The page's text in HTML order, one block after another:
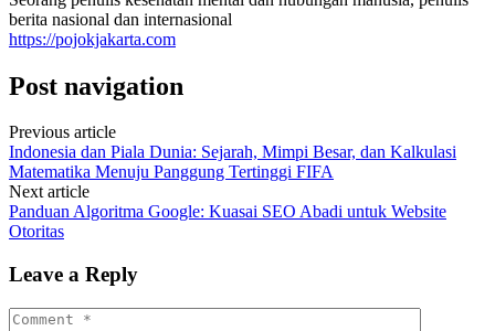
berita nasional dan internasional
https://pojokjakarta.com
Post navigation
Previous article
Indonesia dan Piala Dunia: Sejarah, Mimpi Besar, dan Kalkulasi
Matematika Menuju Panggung Tertinggi FIFA
Next article
Panduan Algoritma Google: Kuasai SEO Abadi untuk Website
Otoritas
Leave a Reply